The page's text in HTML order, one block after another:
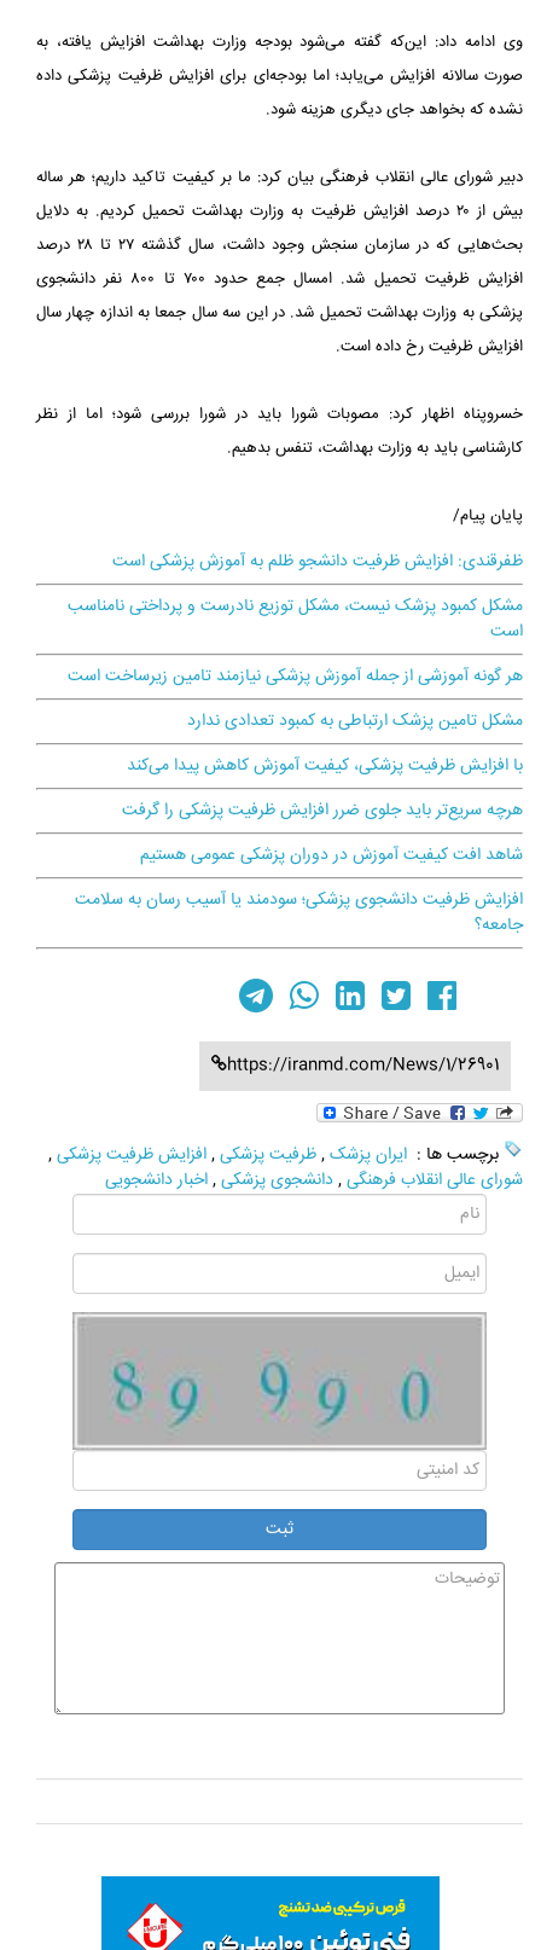
وی ادامه داد: این‌که گفته می‌شود بودجه وزارت بهداشت افزایش یافته، به
صورت سالانه افزایش می‌یابد؛ اما بودجه‌ای برای افزایش ظرفیت پزشکی داده
نشده که بخواهد جای دیگری هزینه شود.
دبیر شورای عالی انقلاب فرهنگی بیان کرد: ما بر کیفیت تاکید داریم؛ هر ساله
بیش از ۲۰ درصد افزایش ظرفیت به وزارت بهداشت تحمیل کردیم. به دلایل
بحث‌هایی که در سازمان سنجش وجود داشت، سال گذشته ۲۷ تا ۲۸ درصد
افزایش ظرفیت تحمیل شد. امسال جمع حدود ۷۰۰ تا ۸۰۰ نفر دانشجوی
پزشکی به وزارت بهداشت تحمیل شد. در این سه سال جمعا به اندازه چهار سال
افزایش ظرفیت رخ داده است.
خسروپناه اظهار کرد: مصوبات شورا باید در شورا بررسی شود؛ اما از نظر
کارشناسی باید به وزارت بهداشت، تنفس بدهیم.
پایان پیام/
ظفرقندی: افزایش ظرفیت دانشجو ظلم به آموزش پزشکی است
مشکل کمبود پزشک نیست، مشکل توزیع نادرست و پرداختی نامناسب
است
هر گونه آموزشی از جمله آموزش پزشکی نیازمند تامین زیرساخت است
مشکل تامین پزشک ارتباطی به کمبود تعدادی ندارد
با افزایش ظرفیت پزشکی، کیفیت آموزش کاهش پیدا می‌کند
هرچه سریع‌تر باید جلوی ضرر افزایش ظرفیت پزشکی را گرفت
شاهد افت کیفیت آموزش در دوران پزشکی عمومی هستیم
افزایش ظرفیت دانشجوی پزشکی؛ سودمند یا آسیب رسان به سلامت
جامعه؟
https://iranmd.com/News/1/26901
برچسب ها : ایران پزشک,ظرفیت پزشکی,افزایش ظرفیت پزشکی,
شورای عالی انقلاب فرهنگی,دانشجوی پزشکی,اخبار دانشجویی